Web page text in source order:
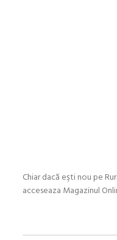
Chiar dacă eşti nou pe
acceseaza Magazinul